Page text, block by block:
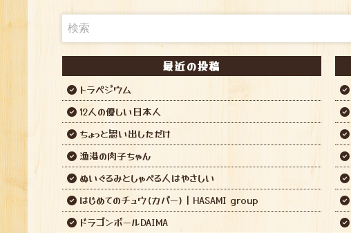
最近の投稿
トラペジウム
12人の優しい日本人
ちょっと思い出しただけ
漁港の肉子ちゃん
ぬいぐるみとしゃべる人はやさしい
はじめてのチュウ(カバー)｜HASAMI group
ドラゴンボールDAIMA